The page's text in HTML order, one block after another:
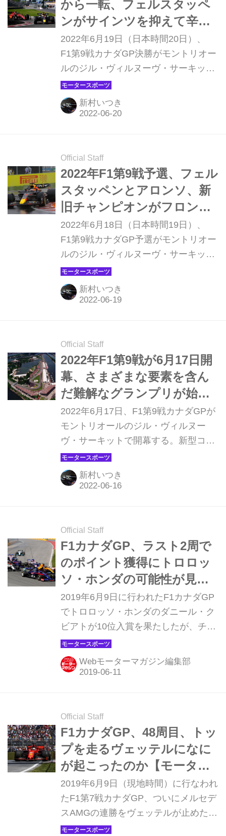
を含んだ難しいコースと言われるが、
今年はどんなレースとなるのだろう
か。
から一転、フェルスタッペ
ンがサインツを抑えて辛
勝、今季6勝目【カナダ
GP】
2022年6月19日（日本時間20日）、
F1第9戦カナダGP決勝がモントリオー
ルのジル・ヴィルヌーヴ・サーキット
で行われ、マックス・フェルスタッペ
ン（レッドブル）がカルロス・サイン
ツ（フェラーリ）の猛攻を抑えて優勝
ットエレメント交換のペナルティで19
番グリッドからスタートしたシャル
ル・ルクレール（フェラーリ）は、5
位入賞が精一杯だった。
新村いつき
Official Staff
2022年F1第9戦予選、フェル
スタッペンとアロンソ、新
旧チャンピオンがフロント
ロウ。ルクレールは後方か
らのスタートに【カナダ
GP】
2022年6月18日（日本時間19日）、
F1第9戦カナダGP予選がモントリオー
ルのジル・ヴィルヌーヴ・サーキット
で行われ、マックス・フェルスタッペ
ン（レッドブル）が2番手に大差をつ
けてポールポジションを獲得した。2
ツ（フェラーリ）。パワーユニット交
換によるペナルティで後方スタートが
決まっているシャルル・ルクレール
（フェラーリ）はQ2をキャンセルして
15番手、角田裕毅（アルファタウリ・
レッドブル）はQ1途中で周回をやめ
20番手だった。
新村いつき
Official Staff
2022年F1第9戦が6月17日開
幕、さまざまな要素を含ん
だ難解なグランプリが始ま
る【カナダGP】
2022年6月17日、F1第9戦カナダGPが
モントリオールのジル・ヴィルヌー
ヴ・サーキットで開幕する。新型コロ
ナウイルス感染拡大により2020年と
2021年で開催されなかったため、
2019年以来、3年ぶりの開催となる。
新村いつき
Official Staff
F1カナダGP、ラスト2周で
のポイント獲得にトロロッ
ソ・ホンダの可能性が見え
た【モータースポーツ】
2019年6月9日に行われたF1カナダGP
でトロロッソ・ホンダのダニール・ク
ビアトが10位入賞を果たしたが、チー
ムメイトのアレクサンダー・アルボン
はリタイアに終わっている。トロロッ
ソ・ホンダにとってのカナダGPはど
Webモーターマガジン編集部
Official Staff
F1カナダGP、48周目、トッ
プを走るヴェッテルになに
が起こったのか【モーター
スポーツ】
2019年6月9日（現地時間）に行なわれ
たF1第7戦カナダGP、ついにメルセデ
スAMGの連勝をヴェッテルが止めたと
思われたが、レース結果は意外なもの